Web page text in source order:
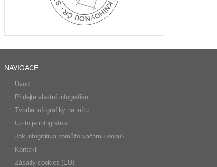
NAVIGACE
Úvod
Přidejte vlastní infografiku
Tvorba infografiky na míru
Co to je infografika
Jak infografika pomůže vašemu webu?
Kontakt
Zásady cookies (EU)